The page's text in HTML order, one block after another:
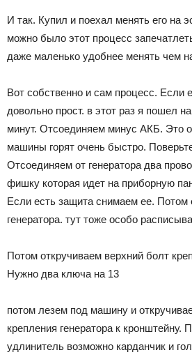
И так. Купил и поехал менять его на
можно было этот процесс
даже маленько удобнее менять чем
Вот собственно и сам процесс. Если
довольно прост. в этот раз я пошел
минут. Отсоединяем минус АКБ. Это
машины горят очень быстро.
Отсоединяем от генератора два
фишку которая идет на приборную
Если есть защита снимаем ее.
генератора. тут тоже особо
Потом откручиваем верхний болт
Нужно два ключа на 13
потом лезем под машину и
крепления генератора к кронштейну.
удлинитель возможно карданчик и